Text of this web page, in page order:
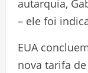
autarquia,
– ele foi
EUA
nova tarifa